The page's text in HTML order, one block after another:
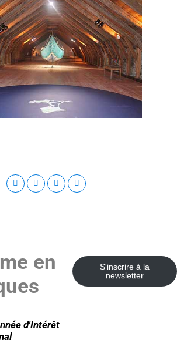
en
d'Intérêt
S'inscrire à la
newsletter